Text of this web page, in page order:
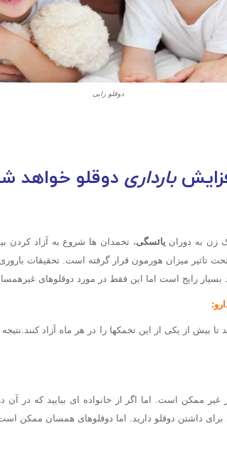
دوقلو زایی
بارداری دوقلو خواهد
زن به دوران یائسگی، تخمدان ها شروع به آزاد کردن
تاثیر میزان هورمون قرار گرفته است. تحقیقات
تا بیش از یکی از این تخمکها را در هر ماه آزاد
غیر ممکن است. اما اگر از خانواده ای بیایید که در آن
داشتن دوقلو دارید. اما دوقلوهای همسان ممکن است